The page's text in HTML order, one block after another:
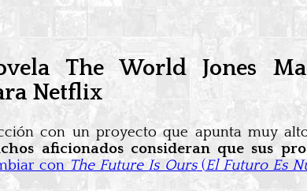
The World Jones
Netflix
con un proyecto que apunta muy
aficionados consideran que sus
con The Future Is Ours(El Futuro Es